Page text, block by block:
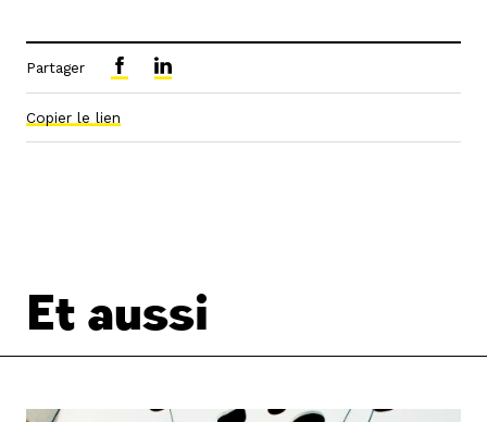
Partager
Copier le lien
Et aussi